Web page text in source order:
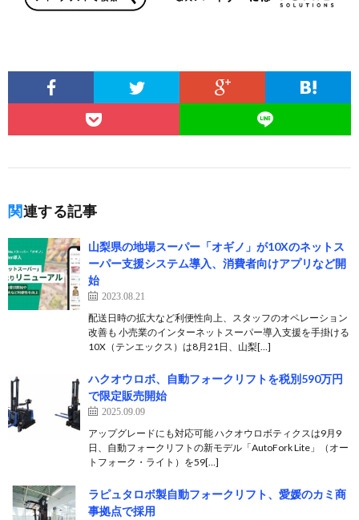
関連する記事
山梨県の地場スーパー「オギノ」が10Xのネットス
ーパー支援システム導入、消費者向けアプリなど開
始
2023.08.21
配送日時の拡大など利便性向上、スタッフのオペレーション
改善も 小売業のインターネットスーパー導入支援を手掛ける
10X（テンエックス）は8月21日、山梨[…]
ハクオウロボ、自動フォークリフトを税別590万円
で限定販売開始
2025.09.09
アップグレードにも対応可能 ハクオウロボティクスは9月9
日、自動フォークリフトの新モデル「AutoFork Lite」（オー
トフォーク・ライト）を59[…]
ラピュタロボ製自動フォークリフト、愛媛のカミ商
事拠点で採用